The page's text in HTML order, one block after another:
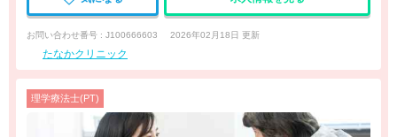
お問い合わせ番号 : J100666603 2026年02月18日 更新
たなかクリニック
理学療法士(PT)